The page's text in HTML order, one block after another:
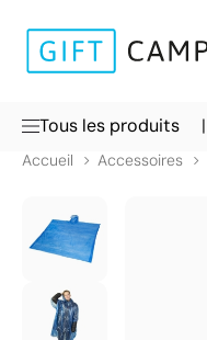
Tous les produits |
Accueil Accessoires